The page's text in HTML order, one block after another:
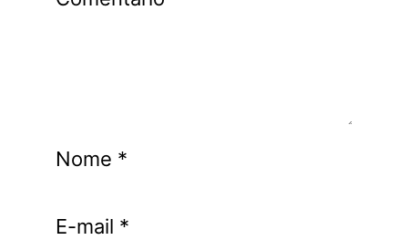
Nome *
E-mail *